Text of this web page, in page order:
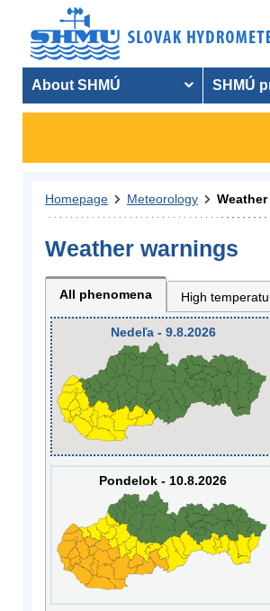
About SHMÚ SHMÚ
Homepage Meteorology
Weather warnings
All phenomena High
Nedeľa - 9.8.2026
Pondelok - 10.8.2026